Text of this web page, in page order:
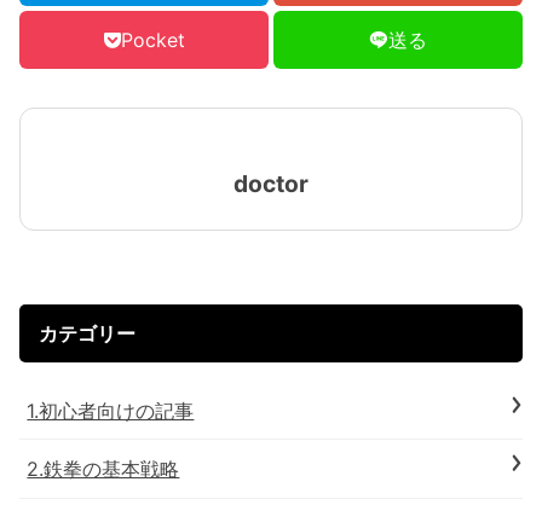
Pocket 送る
doctor
カテゴリー
1.初心者向けの記事
2.鉄拳の基本戦略